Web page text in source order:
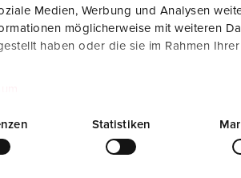
Medien, Werbung und Analysen
möglicherweise mit weiteren
haben oder die sie im Rahmen
Statistiken